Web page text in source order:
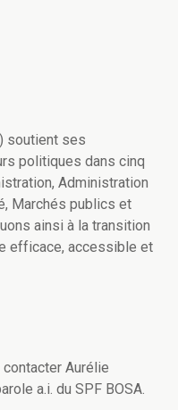
soutient ses
politiques dans cinq
Administration
Marchés publics et
ainsi à la transition
efficace, accessible et
Aurélie
a.i. du SPF BOSA.